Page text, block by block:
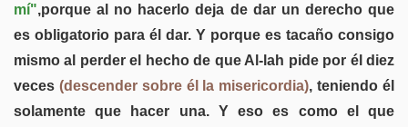
mí",porque al no hacerlo deja de dar un derecho que
es obligatorio para él dar. Y porque es tacaño consigo
mismo al perder el hecho de que Al-lah pide por él diez
veces (descender sobre él la misericordia), teniendo él
solamente que hacer una. Y eso es como el que